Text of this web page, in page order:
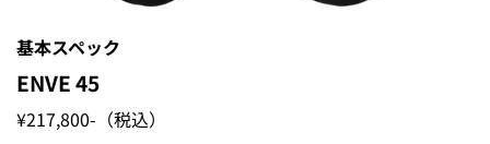
基本スペック
ENVE 45
¥217,800-（税込）